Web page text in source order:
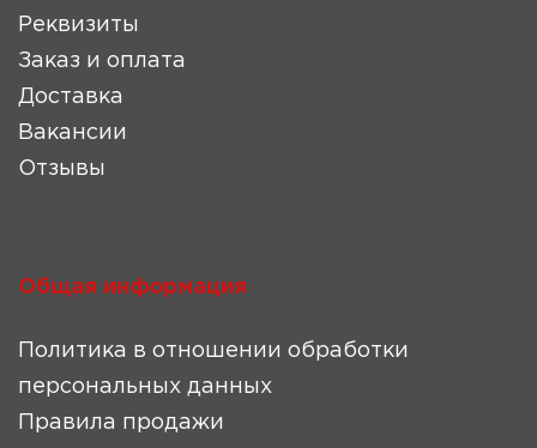
Реквизиты
Заказ и оплата
Доставка
Вакансии
Отзывы
Общая информация
Политика в отношении обработки
персональных данных
Правила продажи